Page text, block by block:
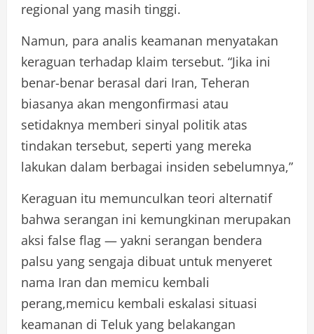
regional yang masih tinggi.
Namun, para analis keamanan menyatakan
keraguan terhadap klaim tersebut. “Jika ini
benar-benar berasal dari Iran, Teheran
biasanya akan mengonfirmasi atau
setidaknya memberi sinyal politik atas
tindakan tersebut, seperti yang mereka
lakukan dalam berbagai insiden sebelumnya,”
Keraguan itu memunculkan teori alternatif
bahwa serangan ini kemungkinan merupakan
aksi false flag — yakni serangan bendera
palsu yang sengaja dibuat untuk menyeret
nama Iran dan memicu kembali
perang,memicu kembali eskalasi situasi
keamanan di Teluk yang belakangan